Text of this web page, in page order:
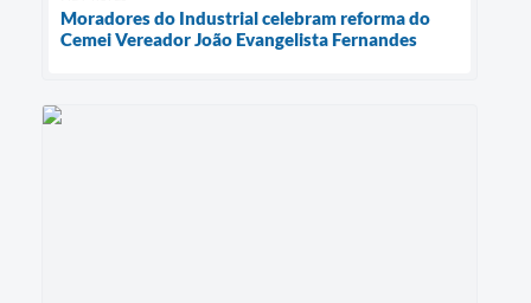
Moradores do Industrial celebram reforma do
Cemei Vereador João Evangelista Fernandes